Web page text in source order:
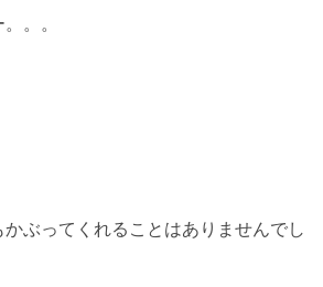
。。
ぶってくれることはありませんでし